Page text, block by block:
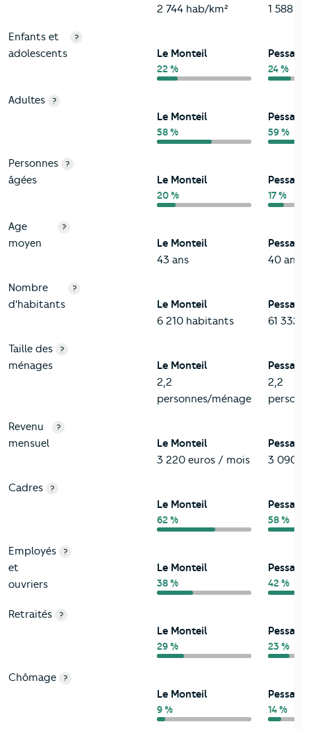
2 744 hab/km²
1 588
Enfants et
adolescents
?
Le Monteil
22 %
Pessac
24 %
Adultes ?
Le Monteil
58 %
Pessac
59 %
Personnes
âgées
?
Le Monteil
20 %
Pessac
17 %
Age
moyen
?
Le Monteil
43 ans
Pessac
40 ans
Nombre
d'habitants
?
Le Monteil
6 210 habitants
Pessac
61 332
Taille des
ménages
?
Le Monteil
2,2
personnes/ménage
Pessac
2,2
Revenu
mensuel
?
Le Monteil
3 220 euros / mois
Pessac
3 090
Cadres ?
Le Monteil
62 %
Pessac
58 %
Employés
et
ouvriers
?
Le Monteil
38 %
Pessac
42 %
Retraités ?
Le Monteil
29 %
Pessac
23 %
Chômage ?
Le Monteil
9 %
Pessac
14 %